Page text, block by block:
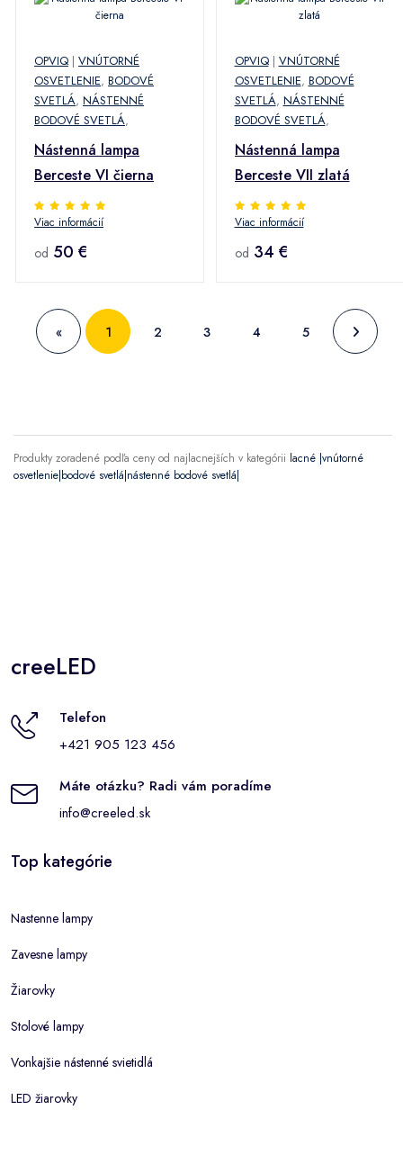
OPVIQ | VNÚTORNÉ
OSVETLENIE, BODOVÉ
SVETLÁ, NÁSTENNÉ
BODOVÉ SVETLÁ,
Nástenná lampa
Berceste VI čierna
Viac informácií
od 50 €
OPVIQ| VNÚTORNÉ
OSVETLENIE, BODOVÉ
SVETLÁ, NÁSTENNÉ
BODOVÉ SVETLÁ,
Nástenná lampa
Berceste VII zlatá
Viac informácií
od 34 €
« 1 2 3 4 5
Produkty zoradené podľa ceny od najlacnejších v kategórii lacné |vnútorné
osvetlenie|bodové svetlá|nástenné bodové svetlá|
creeLED
Telefon
+421 905 123 456
Máte otázku? Radi vám poradíme
info@creeled.sk
Top kategórie
Nastenne lampy
Zavesne lampy
Žiarovky
Stolové lampy
Vonkajšie nástenné svietidlá
LED žiarovky